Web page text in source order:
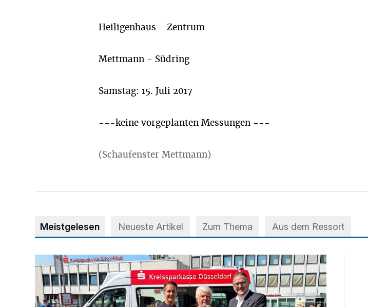
Heiligenhaus - Zentrum
Mettmann - Südring
Samstag: 15. Juli 2017
---keine vorgeplanten Messungen ---
(Schaufenster Mettmann)
Meistgelesen Neueste Artikel Zum Thema Aus dem Ressort
Starthilfe für den BürgerBus